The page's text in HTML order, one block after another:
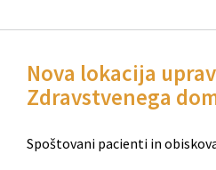
Nova lokacija
Zdravstvenega
Spoštovani pacienti in